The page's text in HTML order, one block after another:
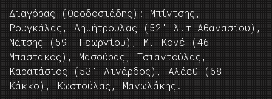
Διαγόρας (Θεοδοσιάδης): Μπίντσης,
Ρουγκάλας, Δημήτρουλας (52′ λ.τ Αθανασίου),
Νάτσης (59′ Γεωργίου), Μ. Κονέ (46′
Μπαστακός), Μασούρας, Τσιαντούλας,
Καρατάσιος (53′ Λινάρδος), Αλάεθ (68′
Κάκκο), Κωστούλας, Μανωλάκης.